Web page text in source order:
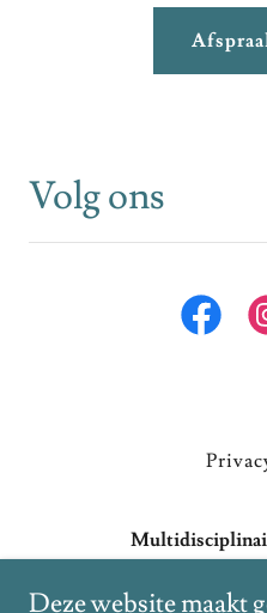
Volg ons
Avermaat 155, 9240
Deze website maakt